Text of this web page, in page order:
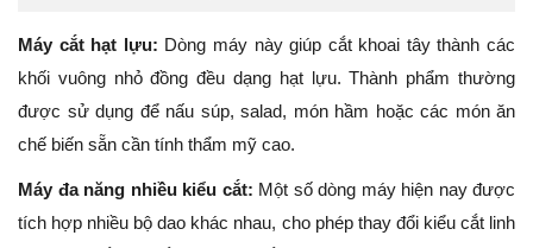
Máy cắt hạt lựu: Dòng máy này giúp cắt khoai tây thành các
khối vuông nhỏ đồng đều dạng hạt lựu. Thành phẩm thường
được sử dụng để nấu súp, salad, món hầm hoặc các món ăn
chế biến sẵn cần tính thẩm mỹ cao.
Máy đa năng nhiều kiểu cắt: Một số dòng máy hiện nay được
tích hợp nhiều bộ dao khác nhau, cho phép thay đổi kiểu cắt linh